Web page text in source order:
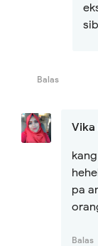
Balas
Vika
pa
Balas